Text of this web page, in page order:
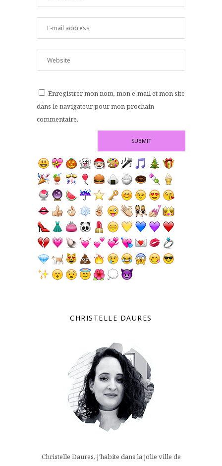
Enregistrer mon nom, mon e-mail et mon site
dans le navigateur pour mon prochain
commentaire.
CHRISTELLE DAURES
Christelle Daures, j’habite dans la jolie ville de